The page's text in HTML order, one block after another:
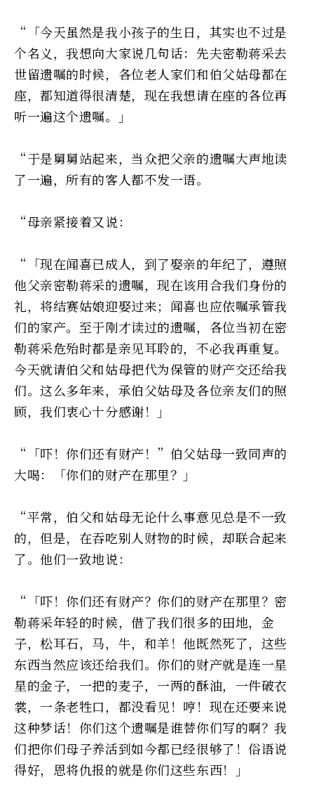
“「今天虽然是我小孩子的生日，其实也不过是
个名义，我想向大家说几句话：先夫密勒蒋采去
世留遗嘱的时候，各位老人家们和伯父姑母都在
座，都知道得很清楚，现在我想请在座的各位再
听一遍这个遗嘱。」
“于是舅舅站起来，当众把父亲的遗嘱大声地读
了一遍，所有的客人都不发一语。
“母亲紧接着又说：
“「现在闻喜已成人，到了娶亲的年纪了，遵照
他父亲密勒蒋采的遗嘱，现在该用合我们身份的
礼，将结赛姑娘迎娶过来；闻喜也应依嘱承管我
们的家产。至于刚才读过的遗嘱，各位当初在密
勒蒋采危殆时都是亲见耳聆的，不必我再重复。
今天就请伯父和姑母把代为保管的财产交还给我
们。这么多年来，承伯父姑母及各位亲友们的照
顾，我们衷心十分感谢！」
“「吓！你们还有财产！”伯父姑母一致同声的
大喝：「你们的财产在那里？」
“平常，伯父和姑母无论什么事意见总是不一致
的，但是，在吞吃别人财物的时候，却联合起来
了。他们一致地说：
“「吓！你们还有财产？你们的财产在那里？密
勒蒋采年轻的时候，借了我们很多的田地，金
子，松耳石，马，牛，和羊！他既然死了，这些
东西当然应该还给我们。你们的财产就是连一星
星的金子，一把的麦子，一两的酥油，一件破衣
裳，一条老牲口，都没看见！哼！现在还要来说
这种梦话！你们这个遗嘱是谁替你们写的啊？我
们把你们母子养活到如今都已经很够了！俗语说
得好，恩将仇报的就是你们这些东西！」